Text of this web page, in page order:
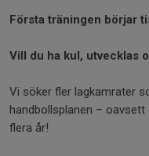
Första träningen börjar
Vill du ha kul, utvecklas
Vi söker fler lagkamrater
handbollsplanen –
flera år!